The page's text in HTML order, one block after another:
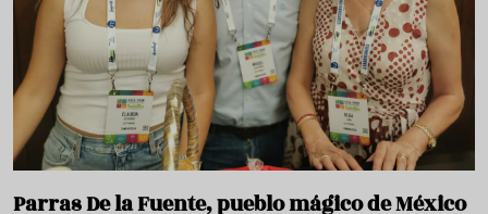
Parras De la Fuente, pueblo mágico de México